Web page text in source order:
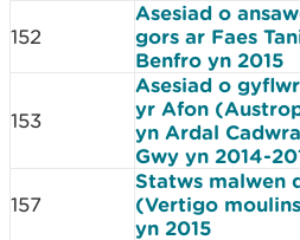
152
Asesiad o
gors ar Faes
Benfro yn 2015
153
Asesiad o
yr Afon
yn Ardal
Gwy yn 2014-
157
Statws malwen
(Vertigo
yn 2015